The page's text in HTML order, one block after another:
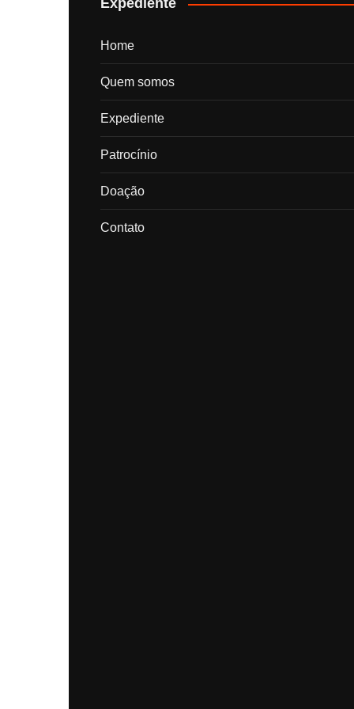
Expediente
Home
Quem somos
Expediente
Patrocínio
Doação
Contato